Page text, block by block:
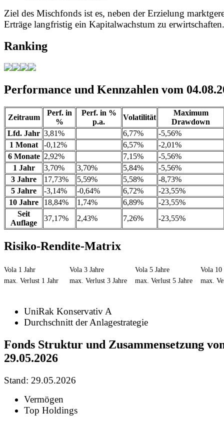
Ziel des Mischfonds ist es, neben der Erzielung
Erträge langfristig ein Kapitalwachstum zu erwirtschaften.
Ranking
Performance und Kennzahlen vom
Zeitraum
Perf. in
%
Perf. in %
p.a.
Volatilität
Maximum
Drawdown
Lfd. Jahr 3,81% 6,77%
-5,56%
1 Monat
-0,12% 6,57%
-2,01%
6 Monate 2,92% 7,15%
-5,56%
1 Jahr
3,70% 3,70% 5,84%
-5,56%
3 Jahre
17,73% 5,59% 5,58%
-8,73%
5 Jahre
-3,14% -0,64% 6,72%
-23,55%
10 Jahre
18,84% 1,74% 6,89%
-23,55%
Seit
Auflage
37,17% 2,43% 7,26% -23,55%
Risiko-Rendite-Matrix
Vola 1 Jahr Vola 3 Jahre Vola 5 Jahre
Vola 10
max. Verlust 1 Jahr
max. Verlust 3 Jahre max. Verlust 5 Jahre max.
UniRak Konservativ A
Durchschnitt der Anlagestrategie
Fonds Struktur und Zusammensetzung
29.05.2026
Stand: 29.05.2026
Vermögen
Top Holdings